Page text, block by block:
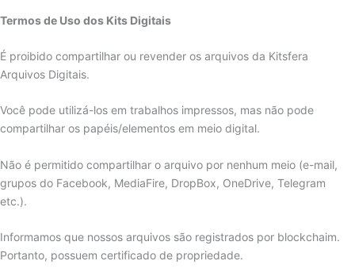
Termos de Uso dos Kits Digitais
É proibido compartilhar ou revender os arquivos da Kitsfera
Arquivos Digitais.
Você pode utilizá-los em trabalhos impressos, mas não pode
compartilhar os papéis/elementos em meio digital.
Não é permitido compartilhar o arquivo por nenhum meio (e-mail,
grupos do Facebook, MediaFire, DropBox, OneDrive, Telegram
etc.).
Informamos que nossos arquivos são registrados por blockchaim.
Portanto, possuem certificado de propriedade.